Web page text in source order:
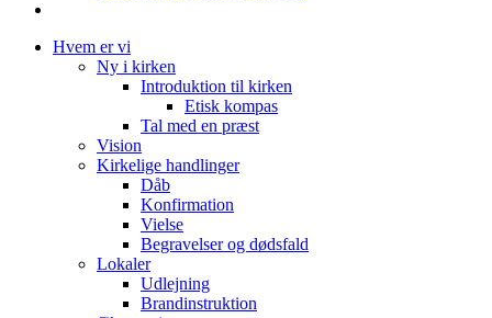
Hvem er vi
Ny i kirken
Introduktion til kirken
Etisk kompas
Tal med en præst
Vision
Kirkelige handlinger
Dåb
Konfirmation
Vielse
Begravelser og dødsfald
Lokaler
Udlejning
Brandinstruktion